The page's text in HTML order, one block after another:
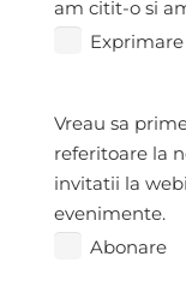
am citit-o si
Abonare
Vreau sa
referitoare la
invitatii la
evenimente.
Abonare